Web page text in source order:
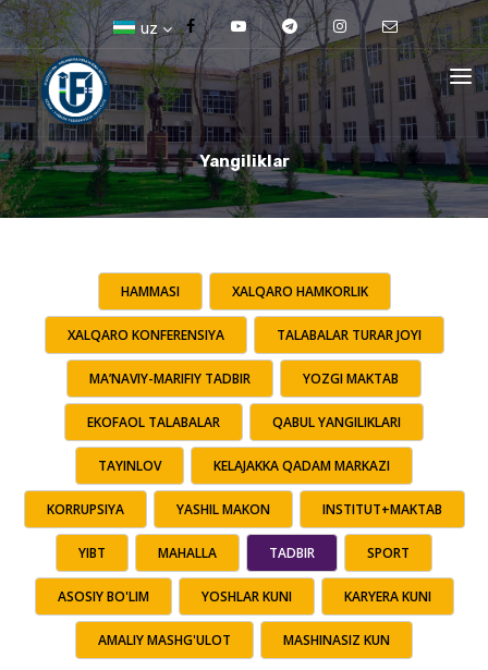
uz
Yangiliklar
HAMMASI XALQARO HAMKORLIK
XALQARO KONFERENSIYA TALABALAR TURAR JOYI
MA’NAVIY-MARIFIY TADBIR YOZGI MAKTAB
EKOFAOL TALABALAR QABUL YANGILIKLARI
TAYINLOV KELAJAKKA QADAM MARKAZI
KORRUPSIYA YASHIL MAKON INSTITUT+MAKTAB
YIBT MAHALLA TADBIR SPORT
ASOSIY BO'LIM YOSHLAR KUNI KARYERA KUNI
AMALIY MASHG'ULOT MASHINASIZ KUN